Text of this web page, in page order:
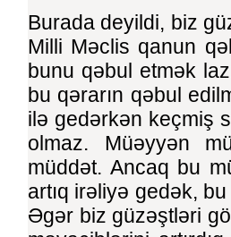
Burada deyildi, biz
Milli Məclis qanun
bunu qəbul etmək
bu qərarın qəbul
ilə gedərkən keçmiş
olmaz. Müəyyən
müddət. Ancaq bu
artıq irəliyə gedək,
Əgər biz güzəştləri